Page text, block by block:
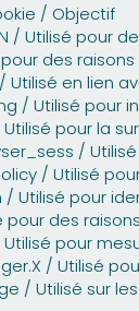
/ Objectif
/ Utilisé pour
des
Utilisé en lien
/ Utilisé pour
/ Utilisé pour la
/
/ Utilisé
/ Utilisé pour
pour des
pour
/ Utilisé
/ Utilisé sur